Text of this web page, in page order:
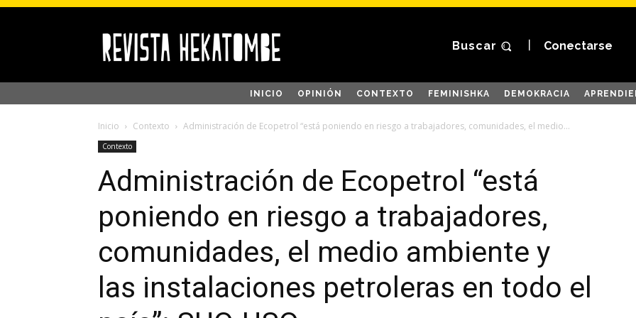
Buscar Conectarse
INICIO OPINIÓN CONTEXTO FEMINISHKA DEMOKRACIA
Inicio Contexto Administración de Ecopetrol “está poniendo en riesgo a trabajadores, comunidades, el medio...
Contexto
Administración de Ecopetrol “está
poniendo en riesgo a trabajadores,
comunidades, el medio ambiente y
las instalaciones petroleras en todo el